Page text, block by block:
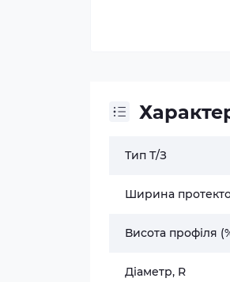
Тип Т/З
Ширина
Висота профіля
Діаметр, R